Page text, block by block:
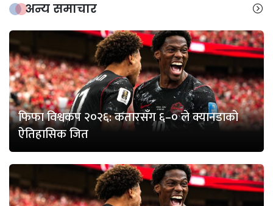
अन्य समाचार
फिफा विश्वकप २०२६: कतारसँग ६–० ले क्यानडाको
ऐतिहासिक जित